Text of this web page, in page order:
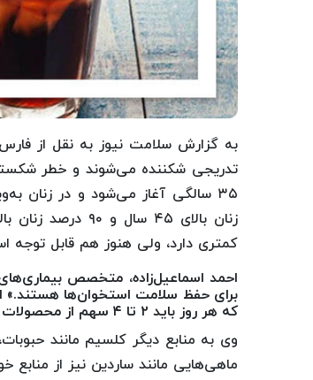
به گزارش سلامت نیوز به نقل از
تدریجی شکننده می‌شوند و خطر
کمتری دارد، ولی هنوز هم قابل توجه
برای حفظ سلامت استخوان‌ها هستند.»
که هر روز باید ۲ تا ۴ سهم از محصولات لبنی مصرف شود.
وی به منابع دیگر کلسیم مانند
ماهی‌هایی مانند ساردین نیز از